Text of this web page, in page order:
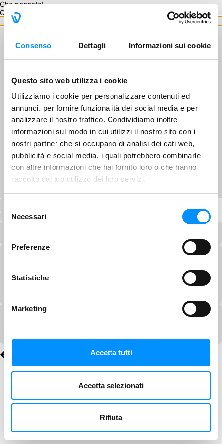
Consenso Dettagli Informazioni sui cookie
Questo sito web utilizza i cookie
Utilizziamo i cookie per personalizzare contenuti ed
annunci, per fornire funzionalità dei social media e per
analizzare il nostro traffico. Condividiamo inoltre
informazioni sul modo in cui utilizzi il nostro sito con i
nostri partner che si occupano di analisi dei dati web,
pubblicità e social media, i quali potrebbero combinarle
con altre informazioni che hai fornito loro o che hanno
raccolto dal tuo utilizzo dei loro servizi.
delNecessari
Preferenze
Statistiche
Marketing
Accetta tutti
Accetta selezionati
Rifiuta
Che peccato!
Questo GA non è disponibile.